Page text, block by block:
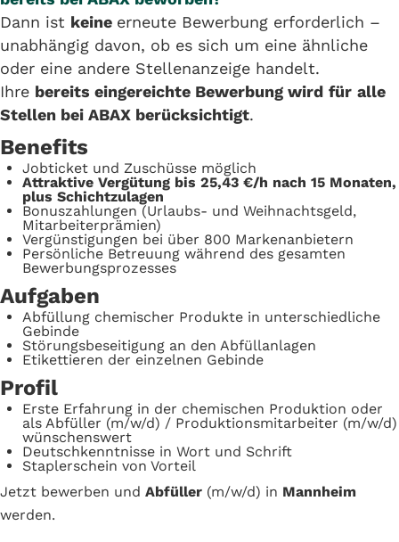
Dann ist keine erneute Bewerbung erforderlich –
unabhängig davon, ob es sich um eine ähnliche
oder eine andere Stellenanzeige handelt.
Ihre bereits eingereichte Bewerbung wird für alle
Stellen bei ABAX berücksichtigt.
Benefits
Jobticket und Zuschüsse möglich
Attraktive Vergütung bis 25,43 €/h nach 15 Monaten,
plus Schichtzulagen
Bonuszahlungen (Urlaubs- und Weihnachtsgeld,
Mitarbeiterprämien)
Vergünstigungen bei über 800 Markenanbietern
Persönliche Betreuung während des gesamten
Bewerbungsprozesses
Aufgaben
Abfüllung chemischer Produkte in unterschiedliche
Gebinde
Störungsbeseitigung an den Abfüllanlagen
Etikettieren der einzelnen Gebinde
Profil
Erste Erfahrung in der chemischen Produktion oder
als Abfüller (m/w/d) / Produktionsmitarbeiter (m/w/d)
wünschenswert
Deutschkenntnisse in Wort und Schrift
Staplerschein von Vorteil
Jetzt bewerben und Abfüller (m/w/d) in Mannheim
werden.